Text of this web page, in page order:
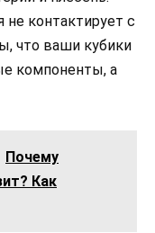
не контактирует с
что ваши кубики
компоненты, а
Почему
Как